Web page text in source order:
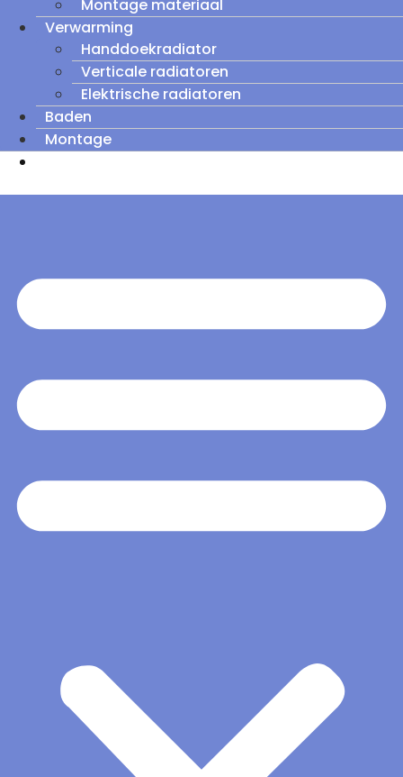
Montage materiaal
Verwarming
Handdoekradiator
Verticale radiatoren
Elektrische radiatoren
Baden
Montage